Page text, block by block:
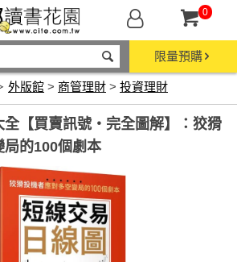
0
限量預購
外版館 > 商管理財 > 投資理財
全【買賣訊號‧完全圖解】：狡猾
的100個劇本